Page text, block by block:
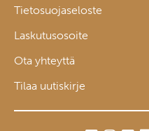
Tietosuojaseloste
Laskutusosoite
Ota yhteyttä
Tilaa uutiskirje